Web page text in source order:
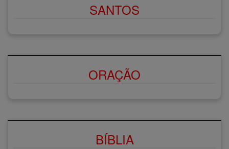
SANTOS
ORAÇÃO
BÍBLIA